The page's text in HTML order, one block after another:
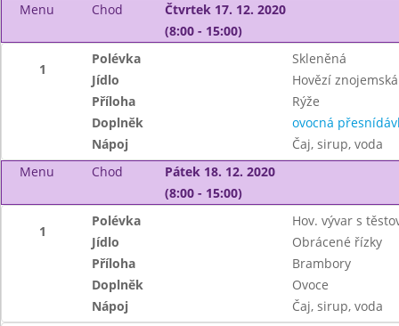
Menu
Chod
Čtvrtek 17. 12. 2020
(8:00 - 15:00)
1
Polévka
Skleněná
Jídlo
Hovězí
Příloha
Rýže
Doplněk
ovocná
Nápoj
Čaj, sirup, voda
Menu
Chod
Pátek 18. 12. 2020
(8:00 - 15:00)
1
Polévka
Hov. vývar s
Jídlo
Obrácené řízky
Příloha
Brambory
Doplněk
Ovoce
Nápoj
Čaj, sirup, voda